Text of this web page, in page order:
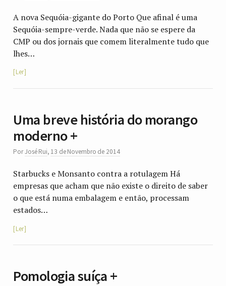
A nova Sequóia-gigante do Porto Que afinal é uma
Sequóia-sempre-verde. Nada que não se espere da
CMP ou dos jornais que comem literalmente tudo que
lhes…
Ler
Uma breve história do morango
moderno +
PorJosé Rui, 13 de Novembro de 2014
Starbucks e Monsanto contra a rotulagem Há
empresas que acham que não existe o direito de saber
o que está numa embalagem e então, processam
estados…
Ler
Pomologia suíça +